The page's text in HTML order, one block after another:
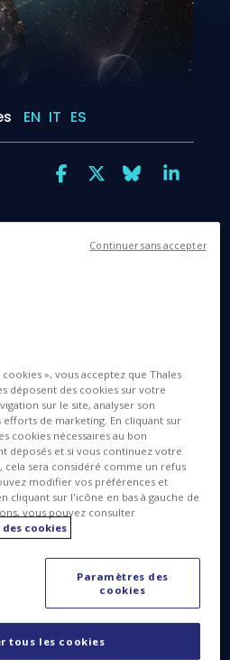
EN IT ES
signé un contrat avec BAE
du satellite, portant sur la
de communication clés
to Advance Readiness)
par le Goddard Space
la NASA à Greenbelt, dans
du programme
(National Oceanic and
américaine. Le projet
de deux satellites
A et SOLAR-B, qui seront
l’un de l’autre.
le satellite SWFO-L1 (Space
1), ils assureront la
pour permettre au Space
(SWPC) de la NOAA
24/7 de prévisions de la
», vous acceptez que Thales
déposent des cookies sur votre
sur le site, analyser son
de marketing. En cliquant sur
cookies nécessaires au bon
déposés et si vous continuez votre
cela sera considéré comme un refus
modifier vos préférences et
cliquant sur l'icône en bas à gauche de
vous pouvez consulter
cookies
Paramètres des
cookies
tous les cookies
Continuer sans accepter